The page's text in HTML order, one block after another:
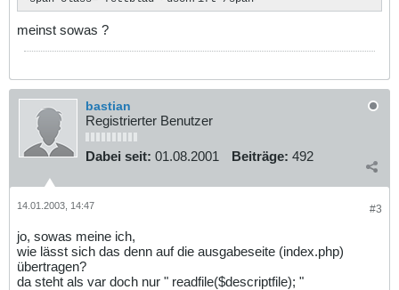
meinst sowas ?
bastian
Registrierter Benutzer
Dabei seit: 01.08.2001 Beiträge: 492
#3
14.01.2003, 14:47
jo, sowas meine ich,
wie lässt sich das denn auf die ausgabeseite (index.php)
übertragen?
da steht als var doch nur " readfile($descriptfile); "